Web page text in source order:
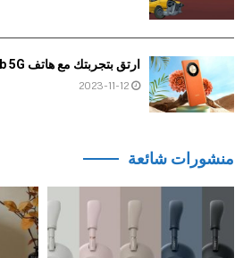
ارتق بتجربتك مع هاتف HONOR X9b 5G: اكتشف...
2023-11-12
منشورات شائعة